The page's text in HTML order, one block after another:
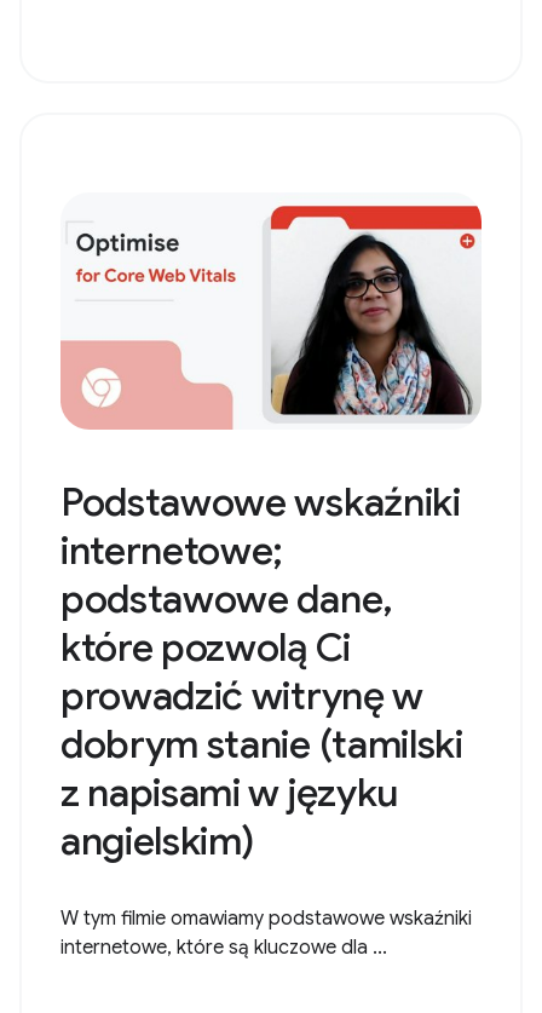
Podstawowe wskaźniki
internetowe;
podstawowe dane,
które pozwolą Ci
prowadzić witrynę w
dobrym stanie (tamilski
z napisami w języku
angielskim)
W tym filmie omawiamy podstawowe wskaźniki
internetowe, które są kluczowe dla ...